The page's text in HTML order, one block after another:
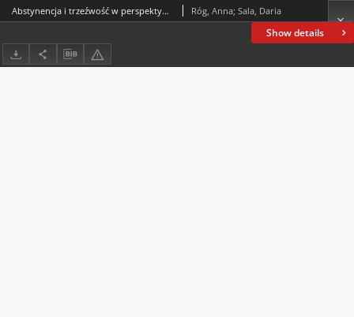
Show details
Abstynencja i trzeźwość w perspektywie osób uzależnionych od alkoholu Róg, Anna; Sala, Daria